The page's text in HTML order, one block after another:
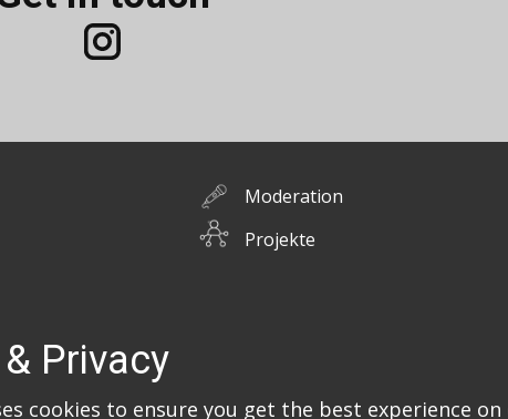
Moderation
Projekte
Privacy
cookies to ensure you get the best experience